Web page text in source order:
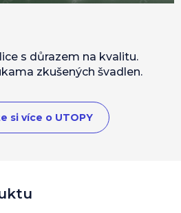
s důrazem na kvalitu.
zkušených švadlen.
si více o UTOPY